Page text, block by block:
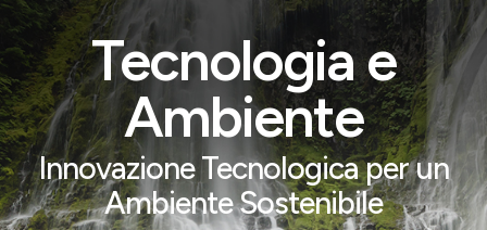
Tecnologia e
Ambiente
Innovazione Tecnologica per un
Ambiente Sostenibile